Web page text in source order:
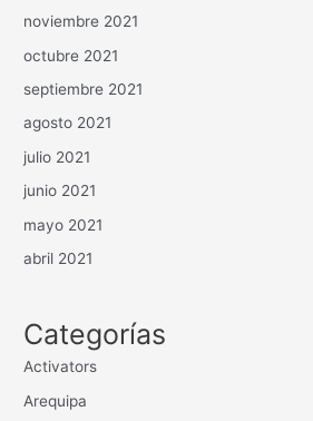
noviembre 2021
octubre 2021
septiembre 2021
agosto 2021
julio 2021
junio 2021
mayo 2021
abril 2021
Categorías
Activators
Arequipa